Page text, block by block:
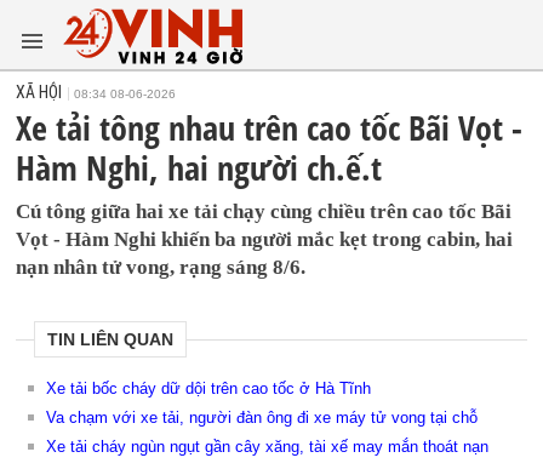
XÃ HỘI 08:34 08-06-2026
Xe tải tông nhau trên cao tốc Bãi Vọt -
Hàm Nghi, hai người ch.ế.t
Cú tông giữa hai xe tải chạy cùng chiều trên cao tốc Bãi
Vọt - Hàm Nghi khiến ba người mắc kẹt trong cabin, hai
nạn nhân tử vong, rạng sáng 8/6.
TIN LIÊN QUAN
Xe tải bốc cháy dữ dội trên cao tốc ở Hà Tĩnh
Va chạm với xe tải, người đàn ông đi xe máy tử vong tại chỗ
Xe tải cháy ngùn ngụt gần cây xăng, tài xế may mắn thoát nạn